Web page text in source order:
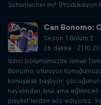
Schumacher mi? (Prodüksiyon
Can Bonomo:
Sezon 1 Bölüm 2
26 dakika ·
İkinci bölümümüzde İsmail
Bonomo oturuyor.
konuşarak başlıyor;
hayatından, kısa ama
playlist’lerden söz ediyoruz.